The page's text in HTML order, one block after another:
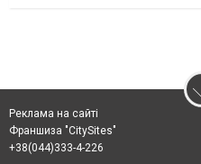
Реклама на сайті
Франшиза "CitySites"
+38(044)333-4-226